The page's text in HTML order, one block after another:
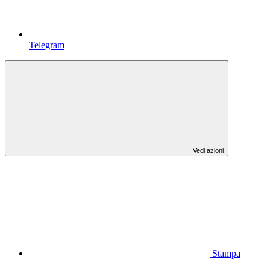
Telegram
Vedi azioni
Stampa